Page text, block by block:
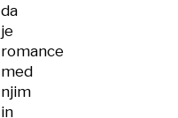
da
je
romance
med
njim
in